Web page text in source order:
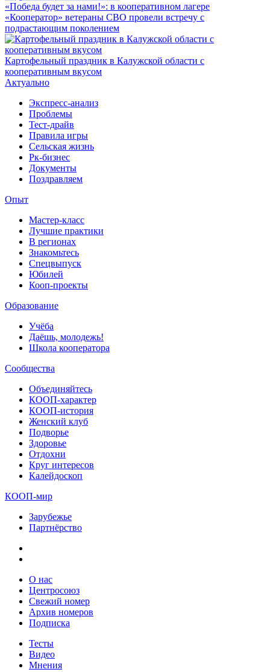
«Победа будет за нами!»: в кооперативном лагере
«Кооператор» ветераны СВО провели встречу с
подрастающим поколением
Картофельный праздник в Калужской области с
кооперативным вкусом
Актуально
Экспресс-анализ
Проблемы
Тест-драйв
Правила игры
Сельская жизнь
Рк-бизнес
Документы
Поздравляем
Опыт
Мастер-класс
Лучшие практики
В регионах
Знакомьтесь
Спецвыпуск
Юбилей
Кооп-проекты
Образование
Учёба
Даёшь, молодежь!
Школа кооператора
Сообщества
Объединяйтесь
КООП-характер
КООП-история
Женский клуб
Подворье
Здоровье
Отдохни
Круг интересов
Калейдоскоп
КООП-мир
Зарубежье
Партнёрство
О нас
Центросоюз
Свежий номер
Архив номеров
Подписка
Тесты
Видео
Мнения